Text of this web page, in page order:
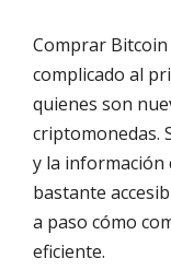
Comprar
complicado al
quienes son
criptomonedas.
y la información
bastante
a paso cómo
eficiente.